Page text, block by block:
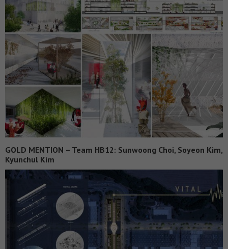
GOLD MENTION – Team HB12: Sunwoong Choi, Soyeon Kim,
Kyunchul Kim